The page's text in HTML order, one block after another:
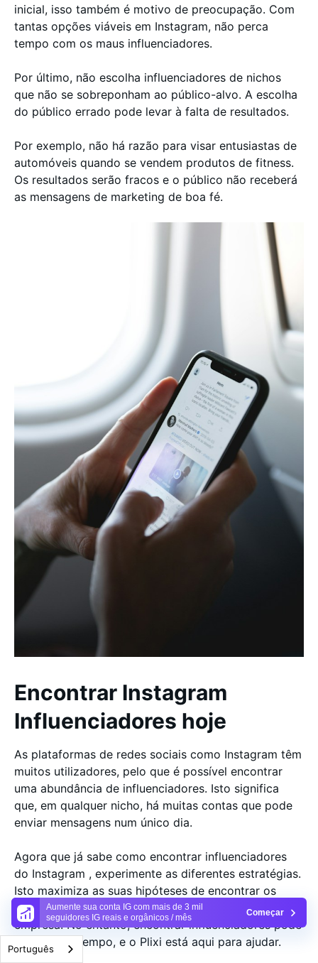
Aumente sua conta IG com mais de 3 mil
seguidores IG reais e orgânicos / mês
Começar
inicial, isso também é motivo de preocupação. Com
tantas opções viáveis em Instagram, não perca
tempo com os maus influenciadores.
Por último, não escolha influenciadores de nichos
que não se sobreponham ao público-alvo. A escolha
do público errado pode levar à falta de resultados.
Por exemplo, não há razão para visar entusiastas de
automóveis quando se vendem produtos de fitness.
Os resultados serão fracos e o público não receberá
as mensagens de marketing de boa fé.
Encontrar Instagram
Influenciadores hoje
As plataformas de redes sociais como Instagram têm
muitos utilizadores, pelo que é possível encontrar
uma abundância de influenciadores. Isto significa
que, em qualquer nicho, há muitas contas que pode
enviar mensagens num único dia.
Agora que já sabe como encontrar influenciadores
do Instagram , experimente as diferentes estratégias.
Isto maximiza as suas hipóteses de encontrar os
melhores influenciadores para a sua marca ou
empresa. No entanto, encontrar influenciadores pode
levar muito tempo, e o Plixi está aqui para ajudar.
Português